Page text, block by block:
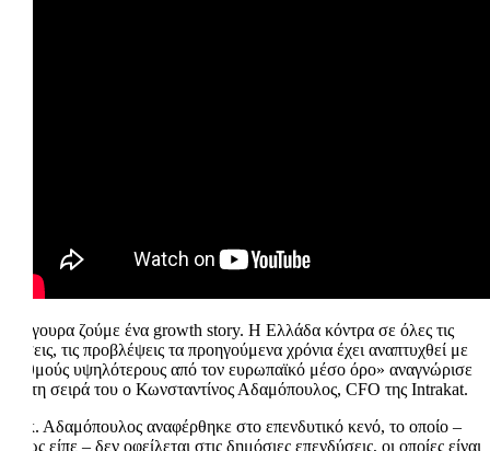
«Σίγουρα ζούμε ένα growth story. Η Ελλάδα κόντρα σε όλες τις
τάσεις, τις προβλέψεις τα προηγούμενα χρόνια έχει αναπτυχθεί με
ρυθμούς υψηλότερους από τον ευρωπαϊκό μέσο όρο» αναγνώρισε
με τη σειρά του ο Κωνσταντίνος Αδαμόπουλος, CFO της Intrakat.
Ο κ. Αδαμόπουλος αναφέρθηκε στο επενδυτικό κενό, το οποίο –
όπως είπε – δεν οφείλεται στις δημόσιες επενδύσεις, οι οποίες είναι